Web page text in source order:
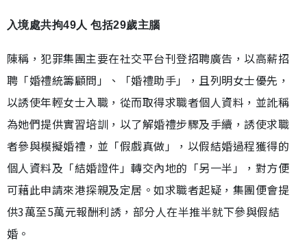
入境處共拘49人 包括29歲主腦
陳稱，犯罪集團主要在社交平台刊登招聘廣告，以高薪招
聘「婚禮統籌顧問」、「婚禮助手」，且列明女士優先，
以誘使年輕女士入職，從而取得求職者個人資料，並訛稱
為她們提供實習培訓，以了解婚禮步驟及手續，誘使求職
者參與模擬婚禮，並「假戲真做」，以假結婚過程獲得的
個人資料及「結婚證件」轉交內地的「另一半」，對方便
可藉此申請來港探親及定居。如求職者起疑，集團便會提
供3萬至5萬元報酬利誘，部分人在半推半就下參與假結
婚。